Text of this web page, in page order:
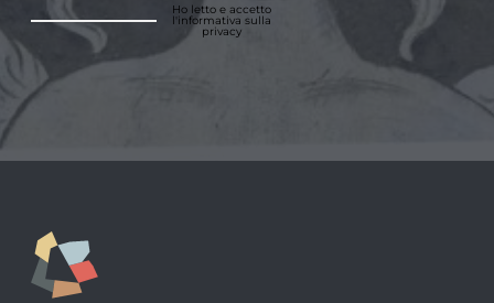
Ho letto e accetto
l'informativa sulla
privacy